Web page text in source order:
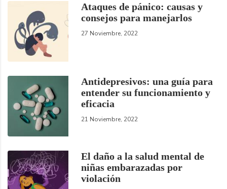
Ataques de pánico: causas y
consejos para manejarlos
27 Noviembre, 2022
Antidepresivos: una guía para
entender su funcionamiento y
eficacia
21 Noviembre, 2022
El daño a la salud mental de
niñas embarazadas por
violación